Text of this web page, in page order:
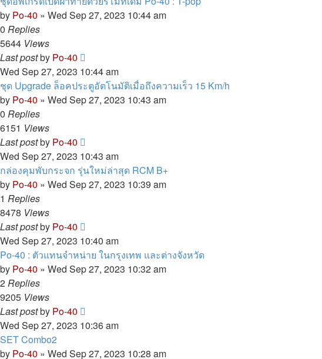
by Po-40 » Wed Sep 27, 2023 10:44 am
0 Replies
5644 Views
Last postby Po-40
Wed Sep 27, 2023 10:44 am
ชุด Upgrade ล็อคประตูอัตโนมัติเมื่อถึงความเร็ว 15 Km/h
by Po-40 » Wed Sep 27, 2023 10:43 am
0 Replies
6151 Views
Last postby Po-40
Wed Sep 27, 2023 10:43 am
กล่องคุมพับกระจก รุ่นใหม่ล่าสุด RCM B+
by Po-40 » Wed Sep 27, 2023 10:39 am
1 Replies
8478 Views
Last postby Po-40
Wed Sep 27, 2023 10:40 am
Po-40 : ตัวแทนจำหน่าย ในกรุงเทพ และต่างจังหวัด
by Po-40 » Wed Sep 27, 2023 10:32 am
2Replies
9205 Views
Last postby Po-40
Wed Sep 27, 2023 10:36 am
SET Combo2
by Po-40 » Wed Sep 27, 2023 10:28 am